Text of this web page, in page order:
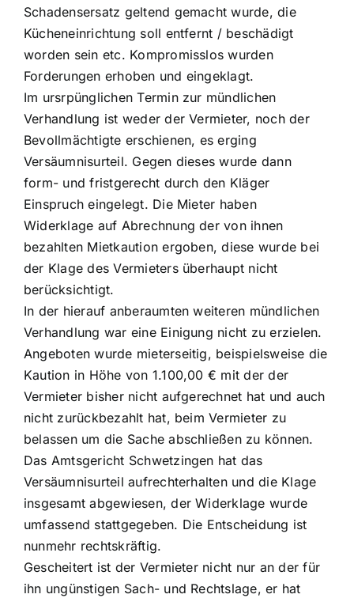
Schadensersatz geltend gemacht wurde, die
Kücheneinrichtung soll entfernt / beschädigt
worden sein etc. Kompromisslos wurden
Forderungen erhoben und eingeklagt.
Im ursrpünglichen Termin zur mündlichen
Verhandlung ist weder der Vermieter, noch der
Bevollmächtigte erschienen, es erging
Versäumnisurteil. Gegen dieses wurde dann
form- und fristgerecht durch den Kläger
Einspruch eingelegt. Die Mieter haben
Widerklage auf Abrechnung der von ihnen
bezahlten Mietkaution ergoben, diese wurde bei
der Klage des Vermieters überhaupt nicht
berücksichtigt.
In der hierauf anberaumten weiteren mündlichen
Verhandlung war eine Einigung nicht zu erzielen.
Angeboten wurde mieterseitig, beispielsweise die
Kaution in Höhe von 1.100,00 € mit der der
Vermieter bisher nicht aufgerechnet hat und auch
nicht zurückbezahlt hat, beim Vermieter zu
belassen um die Sache abschließen zu können.
Das Amtsgericht Schwetzingen hat das
Versäumnisurteil aufrechterhalten und die Klage
insgesamt abgewiesen, der Widerklage wurde
umfassend stattgegeben. Die Entscheidung ist
nunmehr rechtskräftig.
Gescheitert ist der Vermieter nicht nur an der für
ihn ungünstigen Sach- und Rechtslage, er hat